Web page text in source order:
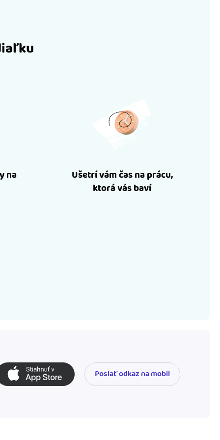
na
Ušetrí vám čas na prácu,
ktorá vás baví
Poslať odkaz na mobil